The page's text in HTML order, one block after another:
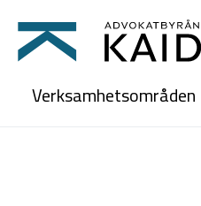
Verksamhetsområden